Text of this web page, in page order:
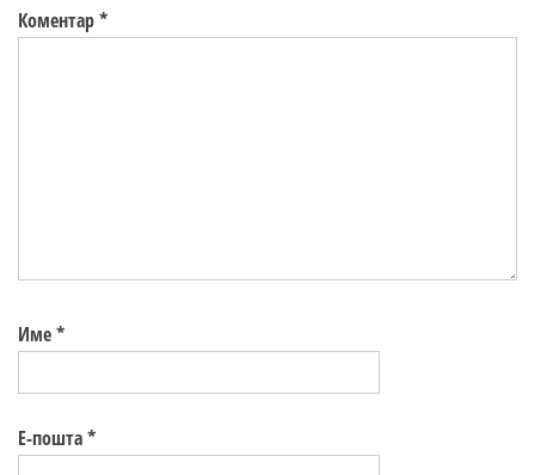
Коментар*
Име*
Е-пошта*